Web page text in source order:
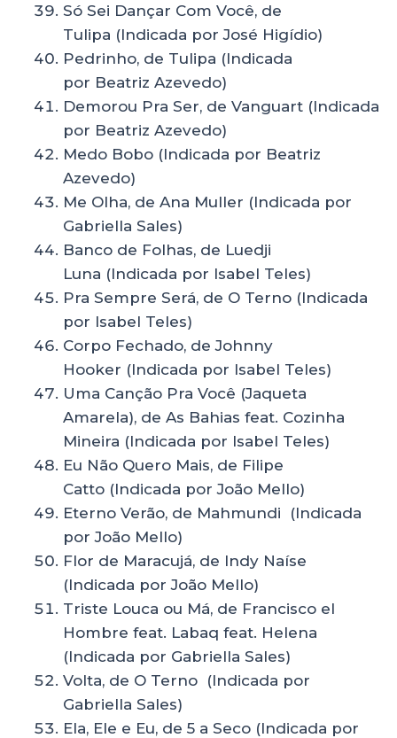
Só Sei Dançar Com Você, de
Tulipa (Indicada por José Higídio)
Pedrinho, de Tulipa (Indicada
por Beatriz Azevedo)
Demorou Pra Ser, de Vanguart (Indicada
por Beatriz Azevedo)
Medo Bobo (Indicada por Beatriz
Azevedo)
Me Olha, de Ana Muller (Indicada por
Gabriella Sales)
Banco de Folhas, de Luedji
Luna (Indicada por Isabel Teles)
Pra Sempre Será, de O Terno (Indicada
por Isabel Teles)
Corpo Fechado, de Johnny
Hooker (Indicada por Isabel Teles)
Uma Canção Pra Você (Jaqueta
Amarela), de As Bahias feat. Cozinha
Mineira (Indicada por Isabel Teles)
Eu Não Quero Mais, de Filipe
Catto (Indicada por João Mello)
Eterno Verão, de Mahmundi (Indicada
por João Mello)
Flor de Maracujá, de Indy Naíse
(Indicada por João Mello)
Triste Louca ou Má, de Francisco el
Hombre feat. Labaq feat. Helena
(Indicada por Gabriella Sales)
Volta, de O Terno (Indicada por
Gabriella Sales)
Ela, Ele e Eu, de 5 a Seco (Indicada por